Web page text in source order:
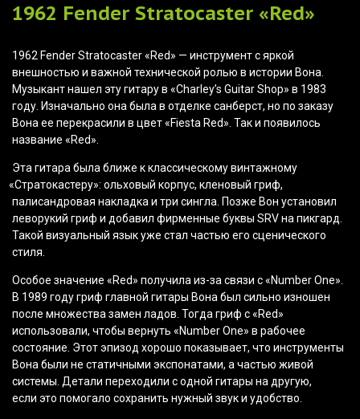
1962 Fender Stratocaster «Red»
1962 Fender Stratocaster«Red» — инструмент с яркой
внешностью и важной технической ролью в истории Вона.
Музыкант нашел эту гитару в «Charley’s Guitar Shop» в 1983
году. Изначально она была в отделке санберст, но по заказу
Вона ее перекрасили в цвет«Fiesta Red». Так и появилось
название «Red».
Эта гитара была ближе к классическому винтажному
«Стратокастеру»: ольховый корпус, кленовый гриф,
палисандровая накладка и три сингла. Позже Вон установил
леворукий гриф и добавил фирменные буквы SRV на пикгард.
Такой визуальный язык уже стал частью его сценического
стиля.
Особое значение «Red» получила из-за связи с«NumberOne».
В 1989 году гриф главной гитары Вона был сильно изношен
после множества замен ладов. Тогда гриф с«Red»
использовали, чтобы вернуть «NumberOne» в рабочее
состояние. Этот эпизод хорошо показывает, что инструменты
Вона были не статичными экспонатами, а частью живой
системы. Детали переходили с одной гитары на другую,
если это помогало сохранить нужный звук и удобство.